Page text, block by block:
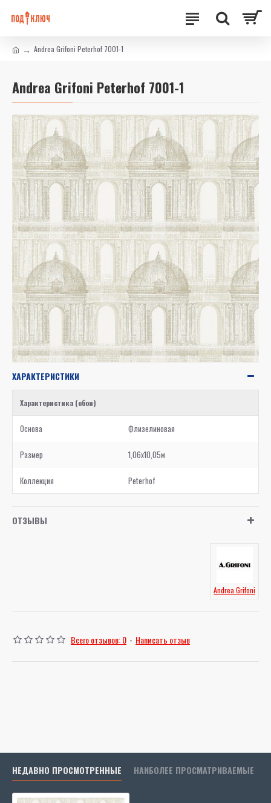
Andrea Grifoni Peterhof 7001-1
Andrea Grifoni Peterhof 7001-1
ХАРАКТЕРИСТИКИ
Характеристика (обои)
Основа Флизелиновая
Размер 1,06x10,05м
Коллекция Peterhof
ОТЗЫВЫ
Andrea Grifoni
Всего отзывов: 0 - Написать отзыв
НЕДАВНО ПРОСМОТРЕННЫЕ НАИБОЛЕЕ ПРОСМАТРИВАЕМЫЕ